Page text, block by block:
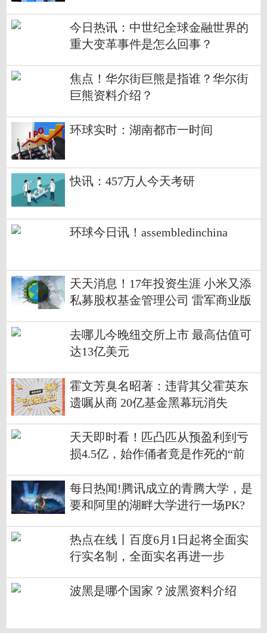
今日热讯：中世纪全球金融世界的
重大变革事件是怎么回事？
焦点！华尔街巨熊是指谁？华尔街
巨熊资料介绍？
环球实时：湖南都市一时间
快讯：457万人今天考研
环球今日讯！assembledinchina
天天消息！17年投资生涯 小米又添
私募股权基金管理公司 雷军商业版
去哪儿今晚纽交所上市 最高估值可
达13亿美元
霍文芳臭名昭著：违背其父霍英东
遗嘱从商 20亿基金黑幕玩消失
天天即时看！匹凸匹从预盈利到亏
损4.5亿，始作俑者竟是作死的“前
每日热闻!腾讯成立的青腾大学，是
要和阿里的湖畔大学进行一场PK?
热点在线丨百度6月1日起将全面实
行实名制，全面实名再进一步
波黑是哪个国家？波黑资料介绍